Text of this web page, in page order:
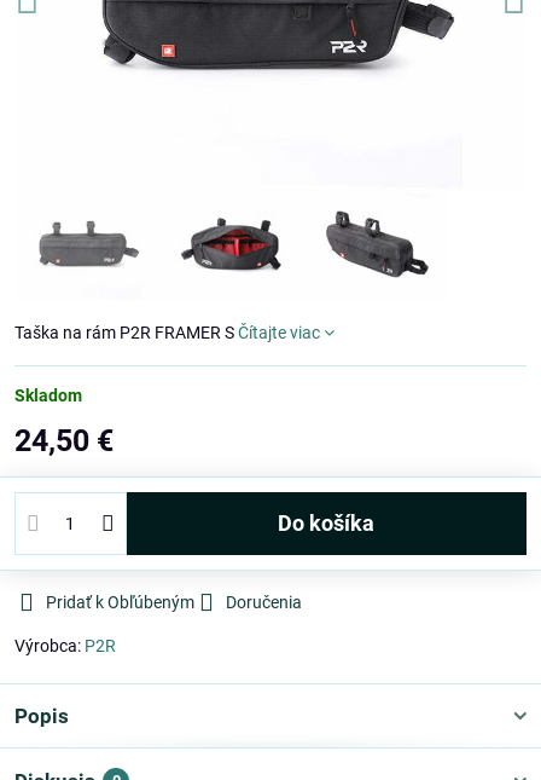
Taška na rám P2R FRAMER SČítajte viac
Skladom
24,50 €
Do košíka
Pridať k Obľúbeným Doručenia
Výrobca: P2R
Popis